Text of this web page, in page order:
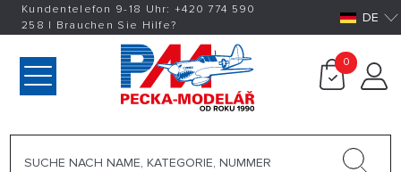
Kundentelefon 9-18 Uhr: +420774 590
258 | Brauchen Sie Hilfe? DE
0